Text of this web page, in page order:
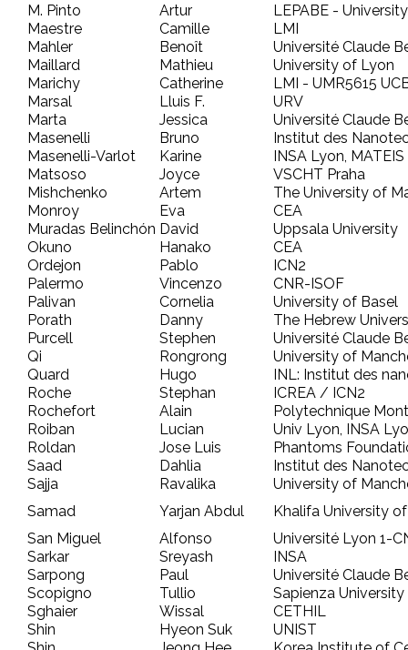
M. Pinto
Artur
LEPABE -
Maestre
Camille
LMI
Mahler
Benoît
Université Claude
Maillard
Mathieu
University of Lyon
Marichy
Catherine
LMI - UMR5615
Marsal
Lluis F.
URV
Marta
Jessica
Université Claude
Masenelli
Bruno
Institut des
Masenelli-Varlot
Karine
INSA Lyon, MATEIS
Matsoso
Joyce
VSCHT Praha
Mishchenko
Artem
The University of
Monroy
Eva
CEA
Muradas Belinchón David
Uppsala University
Okuno
Hanako
CEA
Ordejon
Pablo
ICN2
Palermo
Vincenzo
CNR-ISOF
Palivan
Cornelia
University of Basel
Porath
Danny
The Hebrew
Purcell
Stephen
Université Claude
Qi
Rongrong
University of
Quard
Hugo
INL: Institut des
Roche
Stephan
ICREA / ICN2
Rochefort
Alain
Polytechnique
Roiban
Lucian
Univ Lyon, INSA
Roldan
Jose Luis
Phantoms
Saad
Dahlia
Institut des
Sajja
Ravalika
University of
Samad
Yarjan Abdul
Khalifa University
San Miguel
Alfonso
Université Lyon 1-
Sarkar
Sreyash
INSA
Sarpong
Paul
Université Claude
Scopigno
Tullio
Sapienza
Sghaier
Wissal
CETHIL
Shin
Hyeon Suk
UNIST